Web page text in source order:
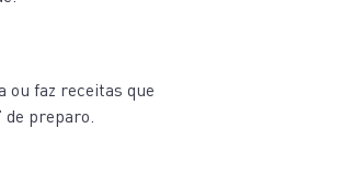
ou faz receitas que
preparo.